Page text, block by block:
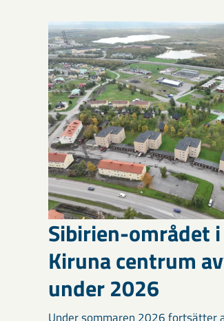
Sibirien-området
Kiruna centrum
under 2026
Under sommaren 2026 fortsätter